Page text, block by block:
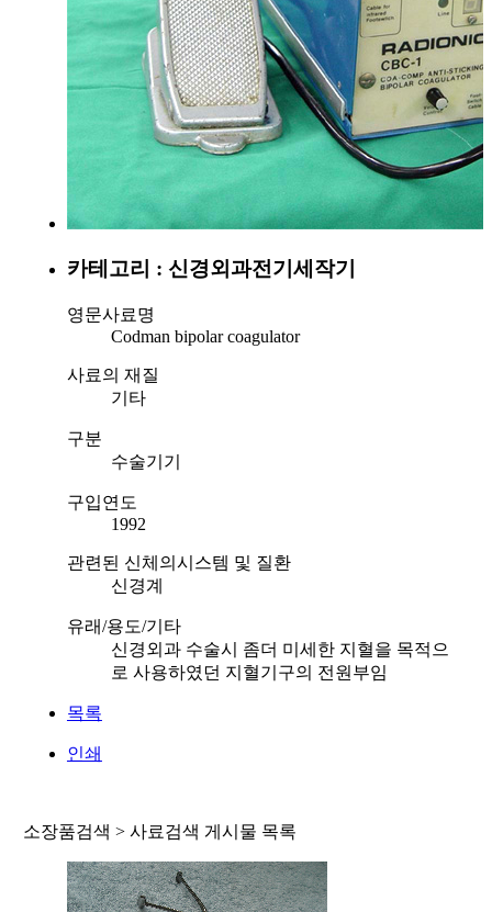
카테고리 : 신경외과전기세작기
영문사료명
Codman bipolar coagulator
사료의 재질
기타
구분
수술기기
구입연도
1992
관련된 신체의시스템 및 질환
신경계
유래/용도/기타
신경외과 수술시 좀더 미세한 지혈을 목적으
로 사용하였던 지혈기구의 전원부임
목록
인쇄
소장품검색 > 사료검색 게시물 목록